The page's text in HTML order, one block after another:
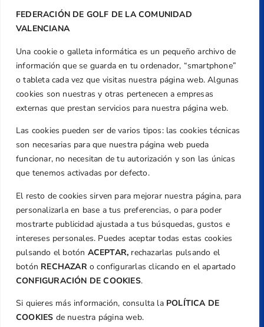
FEDERACIÓN DE GOLF DE LA COMUNIDAD
VALENCIANA
Una cookie o galleta informática es un pequeño archivo de
información que se guarda en tu ordenador, “smartphone”
o tableta cada vez que visitas nuestra página web. Algunas
cookies son nuestras y otras pertenecen a empresas
externas que prestan servicios para nuestra página web.
Las cookies pueden ser de varios tipos: las cookies técnicas
son necesarias para que nuestra página web pueda
funcionar, no necesitan de tu autorización y son las únicas
que tenemos activadas por defecto.
El resto de cookies sirven para mejorar nuestra página, para
personalizarla en base a tus preferencias, o para poder
mostrarte publicidad ajustada a tus búsquedas, gustos e
intereses personales. Puedes aceptar todas estas cookies
pulsando el botón ACEPTAR, rechazarlas pulsando el
botón RECHAZARo configurarlas clicando en el apartado
CONFIGURACIÓN DE COOKIES.
Si quieres más información, consulta la POLÍTICA DE
COOKIES de nuestra página web.
Dirección
Centre de L´Esport, Carrer d'Isaac Peral i
Caballero, Nº 5, Despachos 2 y 3, 46980,
Valencia
+34 961 367 799
Email
federacion@golfcv.com
Aviso Legal
Política de Privacidad
Transparencia
Normativa
Federación